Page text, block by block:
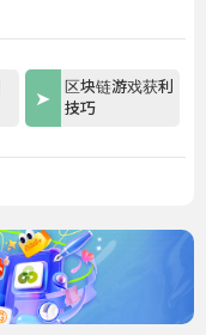
区块链游戏获利
技巧